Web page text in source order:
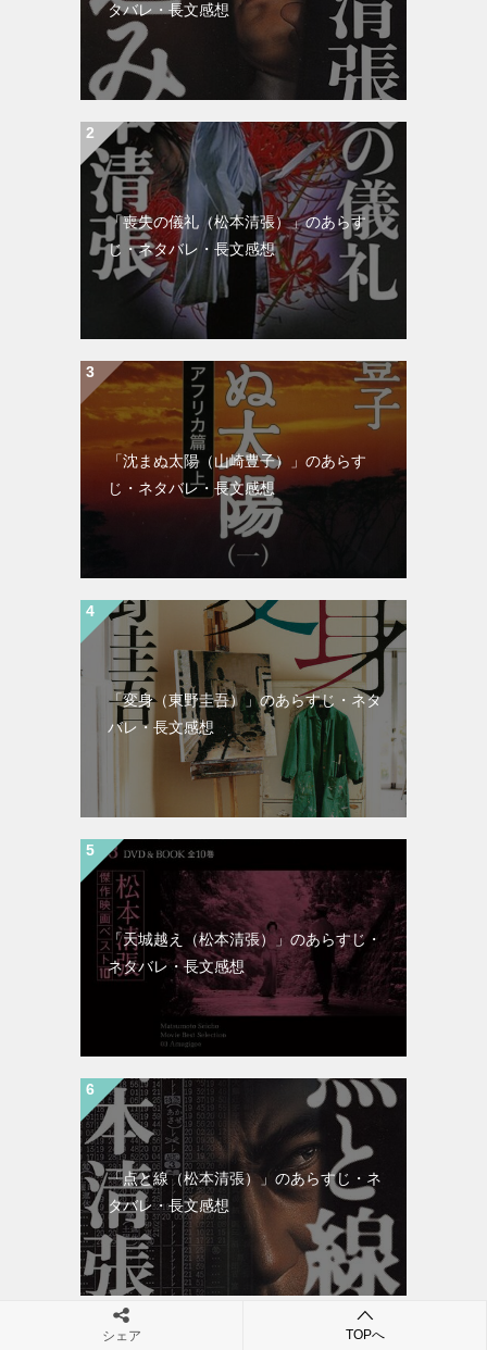
タバレ・長文感想
「喪失の儀礼（松本清張）」のあらす
じ・ネタバレ・長文感想
「沈まぬ太陽（山崎豊子）」のあらす
じ・ネタバレ・長文感想
「変身（東野圭吾）」のあらすじ・ネタ
バレ・長文感想
「天城越え（松本清張）」のあらすじ・
ネタバレ・長文感想
「点と線（松本清張）」のあらすじ・ネ
タバレ・長文感想
シェア TOPへ